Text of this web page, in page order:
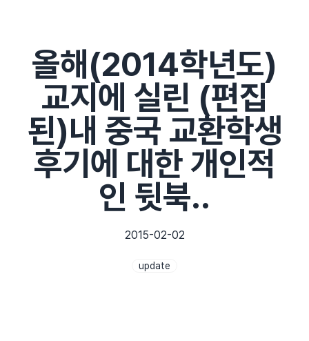
올해(2014학년도)
교지에 실린 (편집
된)내 중국 교환학생
후기에 대한 개인적
인 뒷북..
2015-02-02
update